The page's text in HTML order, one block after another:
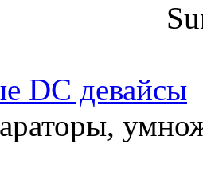
DC девайсы